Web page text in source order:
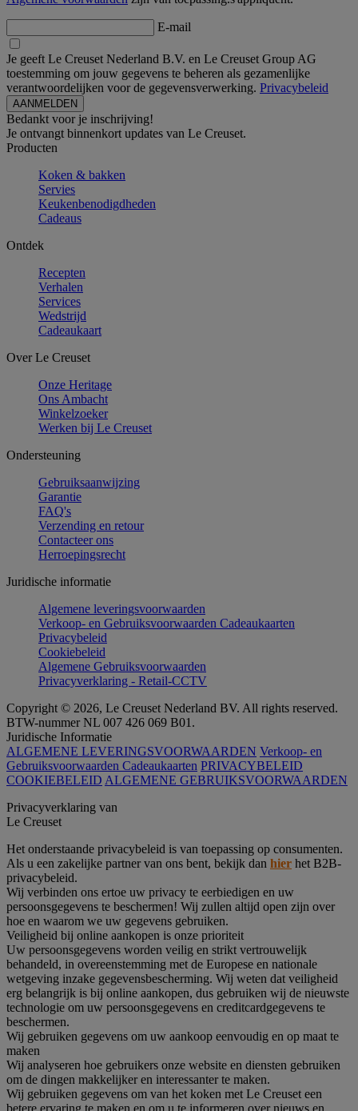
E-mail
Je geeft Le Creuset Nederland B.V. en Le Creuset Group AG
toestemming om jouw gegevens te beheren als gezamenlijke
verantwoordelijken voor de gegevensverwerking. Privacybeleid
Bedankt voor je inschrijving!
Je ontvangt binnenkort updates van Le Creuset.
Producten
Koken & bakken
Servies
Keukenbenodigdheden
Cadeaus
Ontdek
Recepten
Verhalen
Services
Wedstrijd
Cadeaukaart
Over Le Creuset
Onze Heritage
Ons Ambacht
Winkelzoeker
Werken bij Le Creuset
Ondersteuning
Gebruiksaanwijzing
Garantie
FAQ's
Verzending en retour
Contacteer ons
Herroepingsrecht
Juridische informatie
Algemene leveringsvoorwaarden
Verkoop- en Gebruiksvoorwaarden Cadeaukaarten
Privacybeleid
Cookiebeleid
Algemene Gebruiksvoorwaarden
Privacyverklaring - Retail-CCTV
Copyright © 2026, Le Creuset Nederland BV. All rights reserved.
BTW-nummer NL 007 426 069 B01.
Juridische Informatie
ALGEMENE LEVERINGSVOORWAARDEN Verkoop- en
Gebruiksvoorwaarden Cadeaukaarten PRIVACYBELEID
COOKIEBELEID ALGEMENE GEBRUIKSVOORWAARDEN
Privacyverklaring van
Le Creuset
Het onderstaande privacybeleid is van toepassing op consumenten.
Als u een zakelijke partner van ons bent, bekijk dan hier het B2B-
privacybeleid.
Wij verbinden ons ertoe uw privacy te eerbiedigen en uw
persoonsgegevens te beschermen! Wij zullen altijd open zijn over
hoe en waarom we uw gegevens gebruiken.
Veiligheid bij online aankopen is onze prioriteit
Uw persoonsgegevens worden veilig en strikt vertrouwelijk
behandeld, in overeenstemming met de Europese en nationale
wetgeving inzake gegevensbescherming. Wij weten dat veiligheid
erg belangrijk is bij online aankopen, dus gebruiken wij de nieuwste
technologie om uw persoonsgegevens en creditcardgegevens te
beschermen.
Wij gebruiken gegevens om uw aankoop eenvoudig en op maat te
maken
Wij analyseren hoe gebruikers onze website en diensten gebruiken
om de dingen makkelijker en interessanter te maken.
Wij gebruiken gegevens om van het koken met Le Creuset een
betere ervaring te maken en om u te informeren over nieuws en